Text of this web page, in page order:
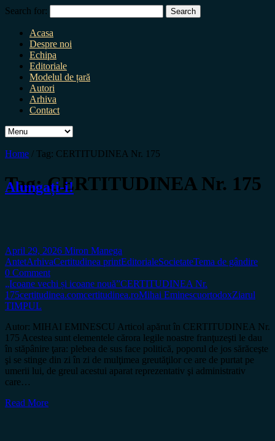
Search for:
Acasa
Despre noi
Echipa
Editoriale
Modelul de țară
Autori
Arhiva
Contact
Home / Tag: CERTITUDINEA Nr. 175
Tag:CERTITUDINEA Nr. 175
Alungați-i!
April 29, 2026 Miron Manega
AntetArhivaCertitudinea printEditorialeSocietateTema de gândire
0 Comment
„Icoane vechi și icoane nouă”CERTITUDINEA Nr.
175certitudinea.comcertitudinea.roMihai EminescuortodoxZiarul
TIMPUL
Autor: MIHAI EMINESCU Articol apărut în CERTITUDINEA Nr.
175 Acestea sunt elementele cărora legile noastre franţuzeşti le dau
în stăpânire ţara: plebea de sus face politică, poporul de jos sărăceşte
şi se stinge din zi în zi de mulţimea greutăţilor ce are de purtat pe
umerii lui, de greul acestui aparat reprezentativ şi administrativ
care…
Read More